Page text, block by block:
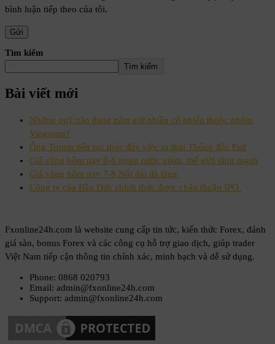
bình luận tiếp theo của tôi.
Tìm kiếm
Tìm kiếm
Bài viết mới
Những quỹ nào đang nắm giữ nhiều cổ phiếu thuộc nhóm
Vingroup?
Ông Trump tiếp tục thúc đẩy việc sa thải Thống đốc Fed
Giá vàng hôm nay 8-8 trong nước giảm, thế giới tăng mạnh
Giá vàng hôm nay 7-8 Nối dài đà tăng
Công ty của Bầu Đức chính thức được chấp thuận IPO
Fxonline24h.com là website cung cấp tin tức, kiến thức Forex, đánh
giá sàn, bonus Forex và các công cụ hỗ trợ giao dịch, giúp trader
Việt Nam tiếp cận thông tin chính xác, minh bạch và dễ sử dụng.
Phone: 0868 020793
Email: admin@fxonline24h.com
Support: admin@fxonline24h.com